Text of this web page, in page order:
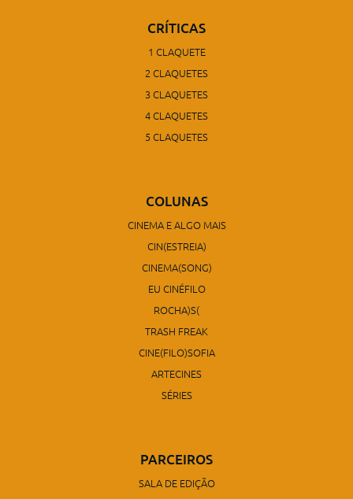
CRÍTICAS
1 CLAQUETE
2 CLAQUETES
3 CLAQUETES
4 CLAQUETES
5 CLAQUETES
COLUNAS
CINEMA E ALGO MAIS
CIN(ESTREIA)
CINEMA(SONG)
EU CINÉFILO
ROCHA)S(
TRASH FREAK
CINE(FILO)SOFIA
ARTECINES
SÉRIES
PARCEIROS
SALA DE EDIÇÃO